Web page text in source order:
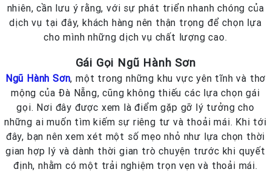
nhiên, cần lưu ý rằng, với sự phát triển nhanh chóng của
dịch vụ tại đây, khách hàng nên thận trọng để chọn lựa
cho mình những dịch vụ chất lượng cao.
Gái Gọi Ngũ Hành Sơn
Ngũ Hành Sơn, một trong những khu vực yên tĩnh và thơ
mộng của Đà Nẵng, cũng không thiếu các lựa chọn gái
gọi. Nơi đây được xem là điểm gặp gỡ lý tưởng cho
những ai muốn tìm kiếm sự riêng tư và thoải mái. Khi tới
đây, bạn nên xem xét một số mẹo nhỏ như lựa chọn thời
gian hợp lý và dành thời gian trò chuyện trước khi quyết
định, nhằm có một trải nghiệm trọn vẹn và thoải mái.